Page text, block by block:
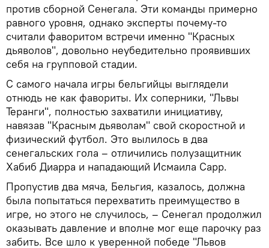
против сборной Сенегала. Эти команды примерно
равного уровня, однако эксперты почему-то
считали фаворитом встречи именно "Красных
дьяволов", довольно неубедительно проявивших
себя на групповой стадии.
С самого начала игры бельгийцы выглядели
отнюдь не как фавориты. Их соперники, "Львы
Теранги", полностью захватили инициативу,
навязав "Красным дьяволам" свой скоростной и
физический футбол. Это вылилось в два
сенегальских гола – отличились полузащитник
Хабиб Диарра и нападающий Исмаила Сарр.
Пропустив два мяча, Бельгия, казалось, должна
была попытаться перехватить преимущество в
игре, но этого не случилось, – Сенегал продолжил
оказывать давление и вполне мог еще парочку раз
забить. Все шло к уверенной победе "Львов